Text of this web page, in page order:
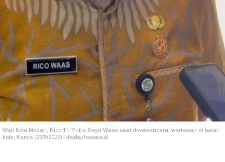
Wali Kota Medan, Rico Tri Putra Bayu Waas saat diwawancarai wartawan di balai
kota, Kamis (25/5/2025). Hasby/hastara.id